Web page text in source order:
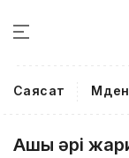
Саясат
Ашық әрі